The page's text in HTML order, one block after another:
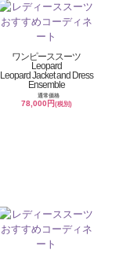
ワンピーススーツ
Leopard
Leopard Jacket and Dress
Ensemble
通常価格
78,000円 (税別)